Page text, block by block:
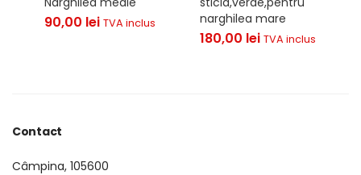
90,00 lei TVA inclus
narghilea mare
180,00 lei TVA inclus
Contact
Câmpina, 105600